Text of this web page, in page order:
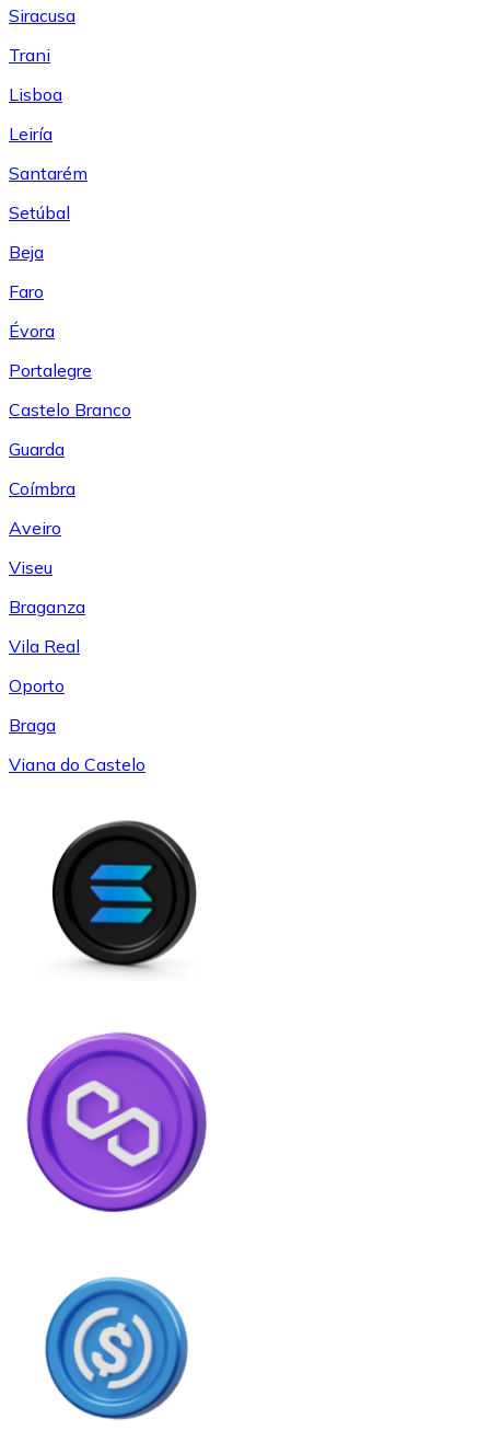
Siracusa
Trani
Lisboa
Leiría
Santarém
Setúbal
Beja
Faro
Évora
Portalegre
Castelo Branco
Guarda
Coímbra
Aveiro
Viseu
Braganza
Vila Real
Oporto
Braga
Viana do Castelo